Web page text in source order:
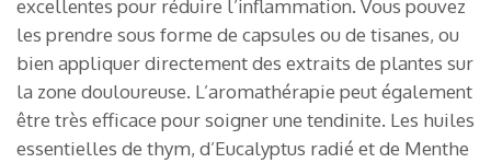
excellentes pour réduire l’inflammation. Vous pouvez
les prendre sous forme de capsules ou de tisanes, ou
bien appliquer directement des extraits de plantes sur
la zone douloureuse. L’aromathérapie peut également
être très efficace pour soigner une tendinite. Les huiles
essentielles de thym, d’Eucalyptus radié et de Menthe